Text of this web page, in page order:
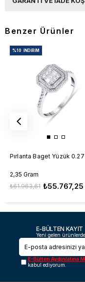
Benzer Ürünler
Pırlanta Baget Yüzük
2,35 Gram
₺55.767,25
₺61.963,61
%10 İNDIRIM
E-BÜLTEN KAYIT
Yeni gelen
E-Bülten Aydınlatma
kabul ediyorum.